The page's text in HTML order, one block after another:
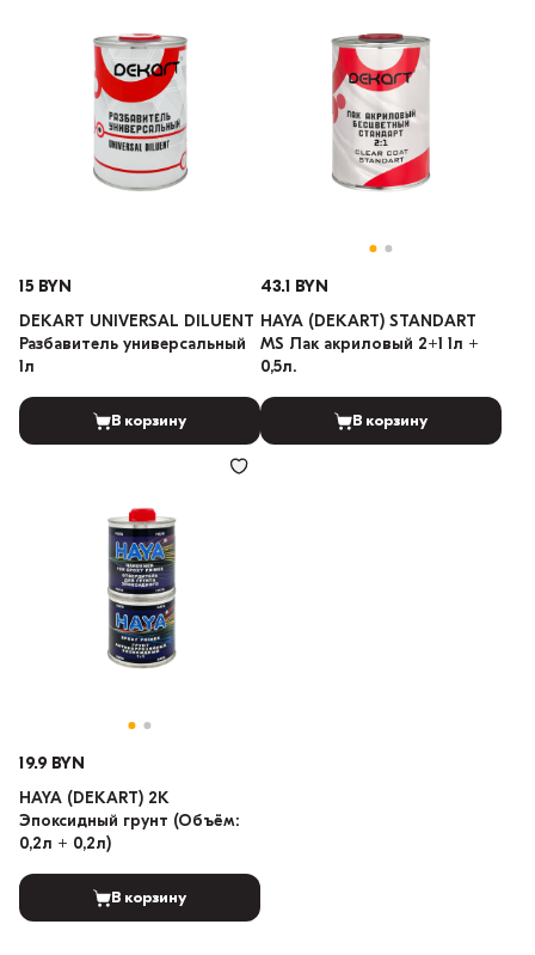
15 BYN
DEKART UNIVERSAL DILUENT
Разбавитель универсальный
1л
В корзину
43.1 BYN
HAYA (DEKART) STANDART
MS Лак акриловый 2+1 1л +
0,5л.
В корзину
19.9 BYN
HAYA (DEKART) 2K
Эпоксидный грунт (Объём:
0,2л + 0,2л)
В корзину